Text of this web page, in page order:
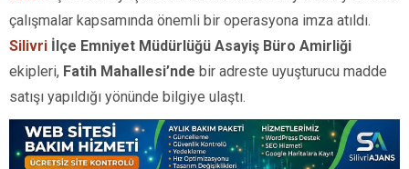
çalışmalar kapsamında önemli bir operasyona imza atıldı.
Silivri İlçe Emniyet Müdürlüğü Asayiş Büro Amirliği
ekipleri, Fatih Mahallesi’nde bir adreste uyuşturucu madde
satışı yapıldığı yönünde bilgiye ulaştı.